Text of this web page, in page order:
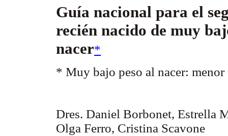
Guía nacional para el
recién nacido de muy
nacer*
* Muy bajo peso al nacer: menor
Dres. Daniel Borbonet, Estrella
Olga Ferro, Cristina Scavone